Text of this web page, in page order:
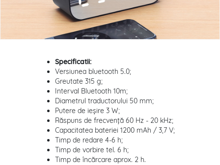
Specificatii:
Versiunea bluetooth 5.0;
Greutate 315 g;
Interval Bluetooth 10m;
Diametrul traductorului 50 mm;
Putere de ieșire 3 W;
Răspuns de frecvență 60 Hz - 20 kHz;
Capacitatea bateriei 1200 mAh / 3,7 V;
Timp de redare 4-6 h;
Timp de vorbire tel. 6 h;
Timp de încărcare aprox. 2 h.